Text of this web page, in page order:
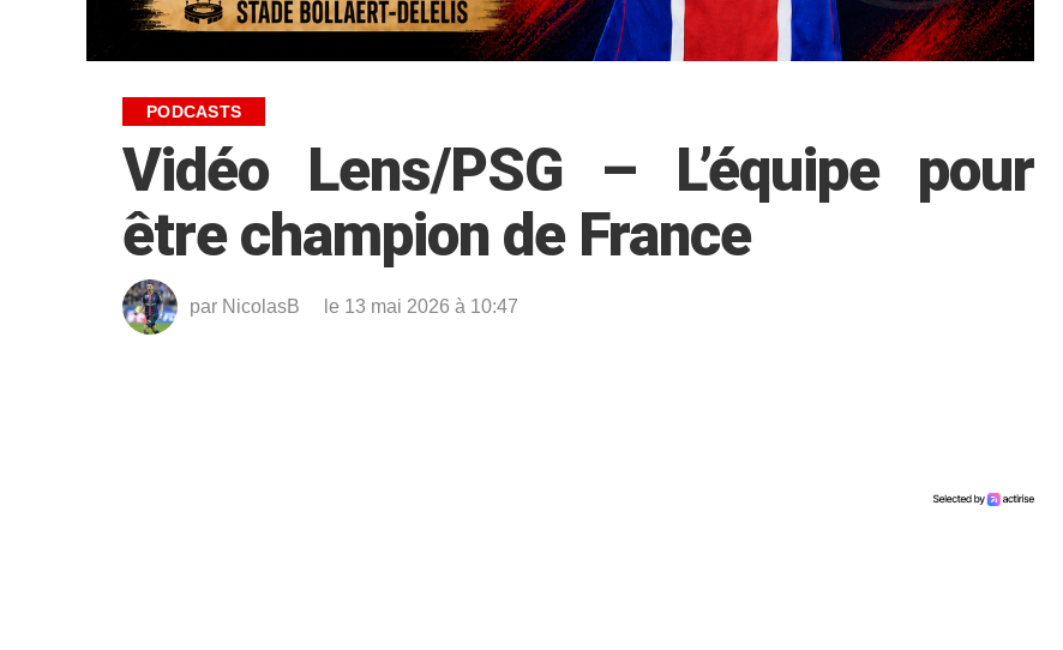
PODCASTS
Vidéo Lens/PSG – L’équipe pour
être champion de France
par NicolasB le 13 mai 2026 à 10:47